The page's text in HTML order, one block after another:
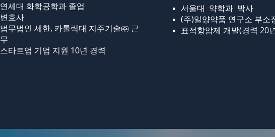
연세대 화학공학과 졸업
변호사
법무법인 세한, 카톨릭대 지주기술㈜ 근
무
스타트업 기업 지원 10년 경력
서울대 약학과 박사
(주)일양약품 연구소 부소
표적항암제 개발(경력 20